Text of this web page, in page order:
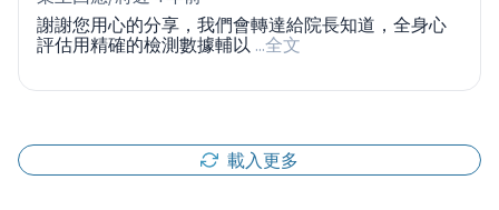
謝謝您用心的分享，我們會轉達給院長知道，全身心
評估用精確的檢測數據輔以 ...全文
載入更多